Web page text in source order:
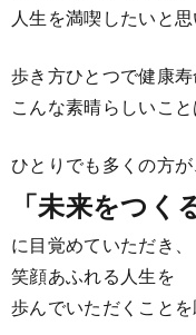
人生を満喫したいと思
歩き方ひとつで健康寿
こんな素晴らしいこと
ひとりでも多くの方が
「未来をつく
に目覚めていただき、
笑顔あふれる人生を
歩んでいただくことを